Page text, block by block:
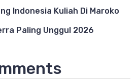
Indonesia Kuliah Di Maroko
Paling Unggul 2026